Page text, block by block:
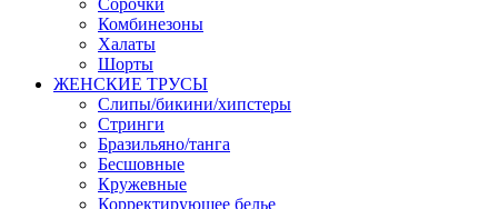
Сорочки
Комбинезоны
Халаты
Шорты
ЖЕНСКИЕ ТРУСЫ
Слипы/бикини/хипстеры
Стринги
Бразильяно/танга
Бесшовные
Кружевные
Корректирующее белье